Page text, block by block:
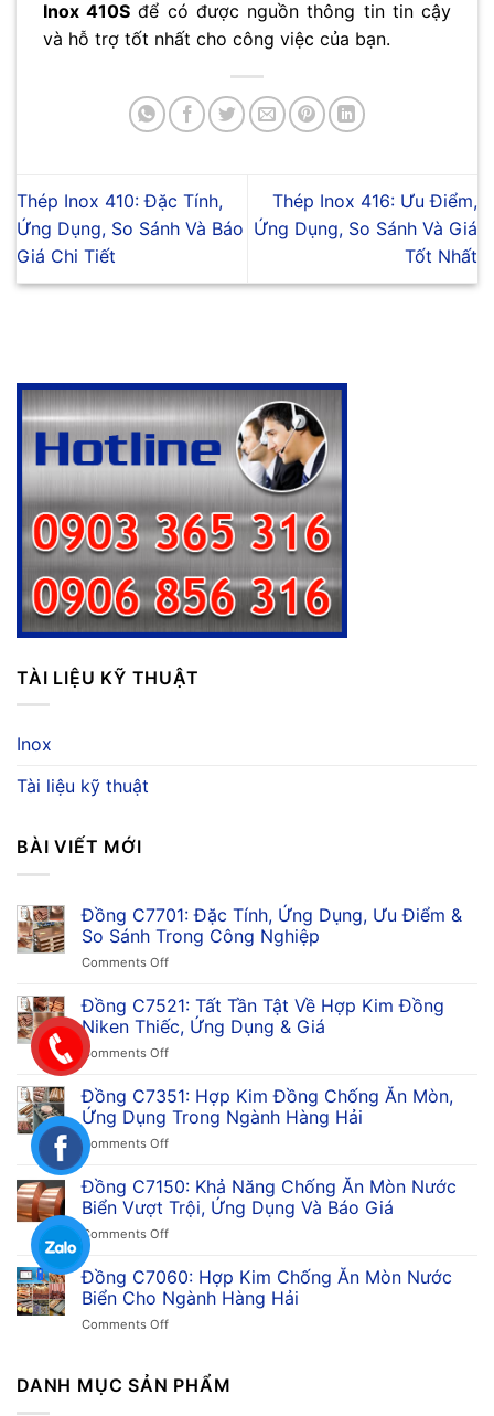
Inox 410S để có được nguồn thông tin tin cậy
và hỗ trợ tốt nhất cho công việc của bạn.
Thép Inox 410: Đặc Tính,
Ứng Dụng, So Sánh Và Báo
Giá Chi Tiết
Thép Inox 416: Ưu Điểm,
Ứng Dụng, So Sánh Và Giá
Tốt Nhất
TÀI LIỆU KỸ THUẬT
Inox
Tài liệu kỹ thuật
BÀI VIẾT MỚI
Đồng C7701: Đặc Tính, Ứng Dụng, Ưu Điểm &
So Sánh Trong Công Nghiệp
Comments Offon
C7701:
Đặc
Tính,
Ứng
Ưu
Điểm
Trong
Công
Đồng C7521: Tất Tần Tật Về Hợp Kim Đồng
Niken Thiếc, Ứng Dụng & Giá
Comments Offon
C7521:
Tất
Tần
Tật
Hợp
Kim
Đồng
Ứng
Dụng
Đồng C7351: Hợp Kim Đồng Chống Ăn Mòn,
Ứng Dụng Trong Ngành Hàng Hải
Comments Offon
C7351:
Hợp
Kim
Đồng
Ăn
Mòn,
Ứng
Hàng
Đồng C7150: Khả Năng Chống Ăn Mòn Nước
Biển Vượt Trội, Ứng Dụng Và Báo Giá
Comments Offon
C7150:
Khả
Năng
Chống
Nước
Đồng C7060: Hợp Kim Chống Ăn Mòn Nước
Biển Cho Ngành Hàng Hải
Comments Offon
Hợp
DANH MỤC SẢN PHẨM